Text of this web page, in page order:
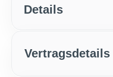
Details
Vertragsdetails